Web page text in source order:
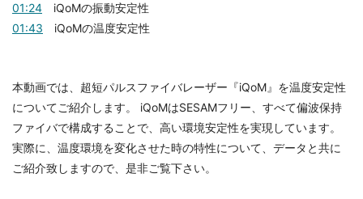
01:24 iQoMの振動安定性
01:43 iQoMの温度安定性
本動画では、超短パルスファイバレーザー『iQoM』を温度安定性
についてご紹介します。 iQoMはSESAMフリー、すべて偏波保持
ファイバで構成することで、高い環境安定性を実現しています。
実際に、温度環境を変化させた時の特性について、データと共に
ご紹介致しますので、是非ご覧下さい。